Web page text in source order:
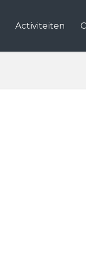
Activiteiten